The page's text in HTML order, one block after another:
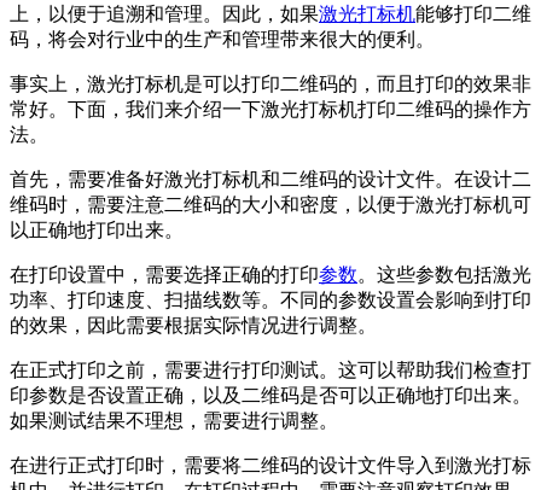
上，以便于追溯和管理。因此，如果激光打标机能够打印二维
码，将会对行业中的生产和管理带来很大的便利。
事实上，激光打标机是可以打印二维码的，而且打印的效果非
常好。下面，我们来介绍一下激光打标机打印二维码的操作方
法。
首先，需要准备好激光打标机和二维码的设计文件。在设计二
维码时，需要注意二维码的大小和密度，以便于激光打标机可
以正确地打印出来。
在打印设置中，需要选择正确的打印参数。这些参数包括激光
功率、打印速度、扫描线数等。不同的参数设置会影响到打印
的效果，因此需要根据实际情况进行调整。
在正式打印之前，需要进行打印测试。这可以帮助我们检查打
印参数是否设置正确，以及二维码是否可以正确地打印出来。
如果测试结果不理想，需要进行调整。
在进行正式打印时，需要将二维码的设计文件导入到激光打标